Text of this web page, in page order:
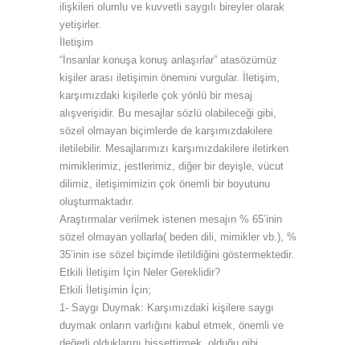
ilişkileri olumlu ve kuvvetli saygılı bireyler olarak
yetişirler.
İletişim
“İnsanlar konuşa konuş anlaşırlar” atasözümüz
kişiler arası iletişimin önemini vurgular. İletişim,
karşımızdaki kişilerle çok yönlü bir mesaj
alışverişidir. Bu mesajlar sözlü olabileceği gibi,
sözel olmayan biçimlerde de karşımızdakilere
iletilebilir. Mesajlarımızı karşımızdakilere iletirken
mimiklerimiz, jestlerimiz, diğer bir deyişle, vücut
dilimiz, iletişimimizin çok önemli bir boyutunu
oluşturmaktadır.
Araştırmalar verilmek istenen mesajın % 65’inin
sözel olmayan yollarla( beden dili, mimikler vb.), %
35’inin ise sözel biçimde iletildiğini göstermektedir.
Etkili İletişim İçin Neler Gereklidir?
Etkili İletişimin İçin;
1- Saygı Duymak: Karşımızdaki kişilere saygı
duymak onların varlığını kabul etmek, önemli ve